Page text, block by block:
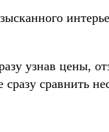
узнав цены,
сравнить